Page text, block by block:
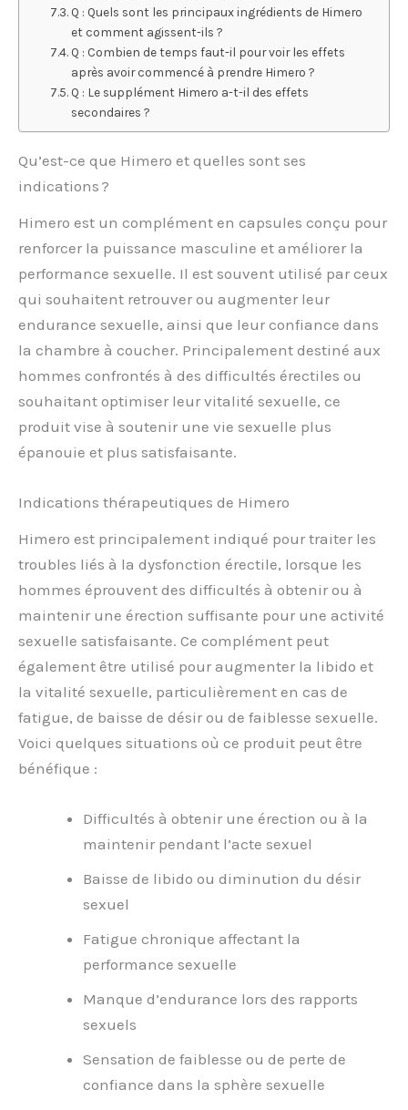
Q : Quels sont les principaux ingrédients de Himero
et comment agissent-ils ?
Q : Combien de temps faut-il pour voir les effets
après avoir commencé à prendre Himero ?
Q : Le supplément Himero a-t-il des effets
secondaires ?
Qu’est-ce que Himero et quelles sont ses
indications ?
Himero est un complément en capsules conçu pour
renforcer la puissance masculine et améliorer la
performance sexuelle. Il est souvent utilisé par ceux
qui souhaitent retrouver ou augmenter leur
endurance sexuelle, ainsi que leur confiance dans
la chambre à coucher. Principalement destiné aux
hommes confrontés à des difficultés érectiles ou
souhaitant optimiser leur vitalité sexuelle, ce
produit vise à soutenir une vie sexuelle plus
épanouie et plus satisfaisante.
Indications thérapeutiques de Himero
Himero est principalement indiqué pour traiter les
troubles liés à la dysfonction érectile, lorsque les
hommes éprouvent des difficultés à obtenir ou à
maintenir une érection suffisante pour une activité
sexuelle satisfaisante. Ce complément peut
également être utilisé pour augmenter la libido et
la vitalité sexuelle, particulièrement en cas de
fatigue, de baisse de désir ou de faiblesse sexuelle.
Voici quelques situations où ce produit peut être
bénéfique :
Difficultés à obtenir une érection ou à la
maintenir pendant l’acte sexuel
Baisse de libido ou diminution du désir
sexuel
Fatigue chronique affectant la
performance sexuelle
Manque d’endurance lors des rapports
sexuels
Sensation de faiblesse ou de perte de
confiance dans la sphère sexuelle